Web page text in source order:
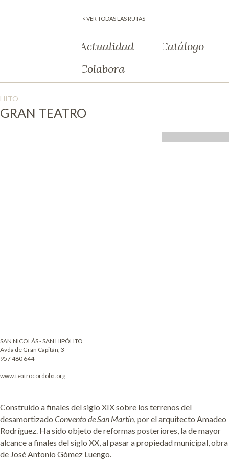
< VER TODAS LAS RUTAS
Actualidad
Catálogo
Colabora
HITO
GRAN TEATRO
SAN NICOLÁS - SAN HIPÓLITO
Avda de Gran Capitán, 3
957 480 644
www.teatrocordoba.org
Construido a finales del siglo XIX sobre los terrenos del
desamortizado Convento de San Martín, por el arquitecto Amadeo
Rodríguez. Ha sido objeto de reformas posteriores, la de mayor
alcance a finales del siglo XX, al pasar a propiedad municipal, obra
de José Antonio Gómez Luengo.